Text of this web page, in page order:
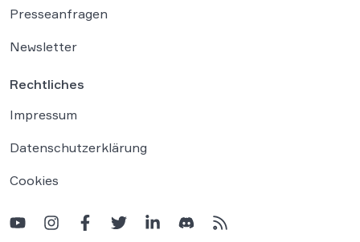
Presseanfragen
Newsletter
Rechtliches
Impressum
Datenschutzerklärung
Cookies